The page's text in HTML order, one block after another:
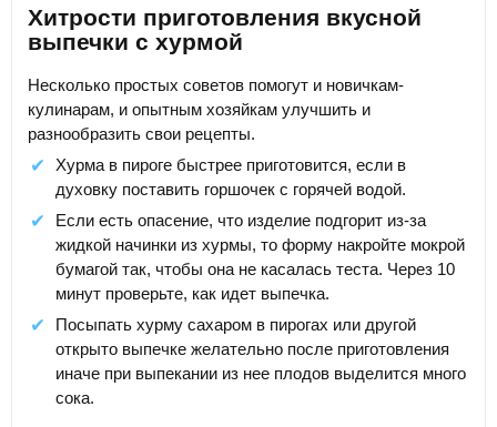
Хитрости приготовления вкусной
выпечки с хурмой
Несколько простых советов помогут и новичкам-
кулинарам, и опытным хозяйкам улучшить и
разнообразить свои рецепты.
Хурма в пироге быстрее приготовится, если в
духовку поставить горшочек с горячей водой.
Если есть опасение, что изделие подгорит из-за
жидкой начинки из хурмы, то форму накройте мокрой
бумагой так, чтобы она не касалась теста. Через 10
минут проверьте, как идет выпечка.
Посыпать хурму сахаром в пирогах или другой
открыто выпечке желательно после приготовления
иначе при выпекании из нее плодов выделится много
сока.